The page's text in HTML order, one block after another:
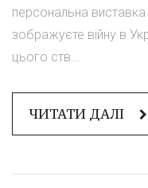
персональна
зображуєте війну в
цього ств...
ЧИТАТИ ДАЛІ